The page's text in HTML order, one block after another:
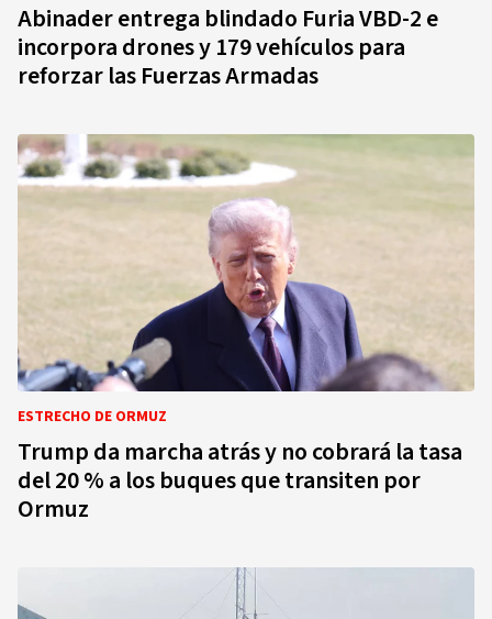
Abinader entrega blindado Furia VBD-2 e
incorpora drones y 179 vehículos para
reforzar las Fuerzas Armadas
ESTRECHO DE ORMUZ
Trump da marcha atrás y no cobrará la tasa
del 20 % a los buques que transiten por
Ormuz